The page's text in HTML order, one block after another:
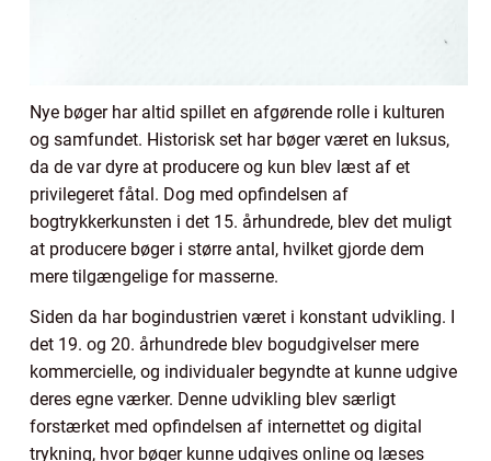
Nye bøger har altid spillet en afgørende rolle i kulturen
og samfundet. Historisk set har bøger været en luksus,
da de var dyre at producere og kun blev læst af et
privilegeret fåtal. Dog med opfindelsen af
bogtrykkerkunsten i det 15. århundrede, blev det muligt
at producere bøger i større antal, hvilket gjorde dem
mere tilgængelige for masserne.
Siden da har bogindustrien været i konstant udvikling. I
det 19. og 20. århundrede blev bogudgivelser mere
kommercielle, og individualer begyndte at kunne udgive
deres egne værker. Denne udvikling blev særligt
forstærket med opfindelsen af internettet og digital
trykning, hvor bøger kunne udgives online og læses